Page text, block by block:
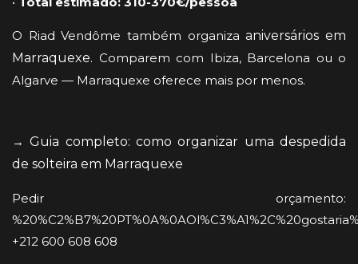
O Riad Vendôme também organizaaniversários em
Marraquexe. Comparem com Ibiza, Barcelona ou o
Algarve — Marraquexe oferece mais por menos.
→Guia completo: como organizar uma despedida
de solteira em Marraquexe
Pedir orçamento:
+212 600 608 608